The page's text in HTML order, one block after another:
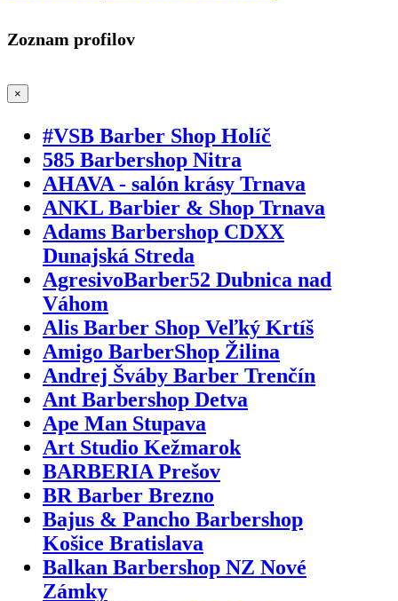
Zoznam profilov
×
#VSB Barber Shop Holíč
585 Barbershop Nitra
AHAVA - salón krásy Trnava
ANKL Barbier & Shop Trnava
Adams Barbershop CDXX
Dunajská Streda
AgresivoBarber52 Dubnica nad
Váhom
Alis Barber Shop Veľký Krtíš
Amigo BarberShop Žilina
Andrej Šváby Barber Trenčín
Ant Barbershop Detva
Ape Man Stupava
Art Studio Kežmarok
BARBERIA Prešov
BR Barber Brezno
Bajus & Pancho Barbershop
Košice Bratislava
Balkan Barbershop NZ Nové
Zámky